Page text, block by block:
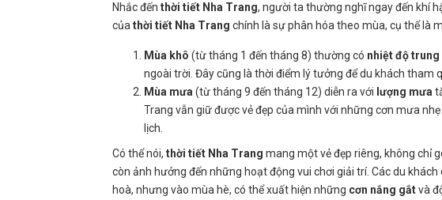
Nhắc đến thời tiết Nha Trang, người ta thường nghĩ ngay đến khí
của thời tiết Nha Trang chính là sự phân hóa theo mùa, cụ thể là
Mùa khô (từ tháng 1 đến tháng 8) thường có nhiệt độ trung
ngoài trời. Đây cũng là thời điểm lý tưởng để du khách tham
Mùa mưa (từ tháng 9 đến tháng 12) diễn ra với lượng mưa
Trang vẫn giữ được vẻ đẹp của mình với những cơn mưa
lịch.
Có thể nói, thời tiết Nha Trang mang một vẻ đẹp riêng, không chỉ
còn ảnh hưởng đến những hoạt động vui chơi giải trí. Các du khách
hoà, nhưng vào mùa hè, có thể xuất hiện những cơn nắng gắtvà